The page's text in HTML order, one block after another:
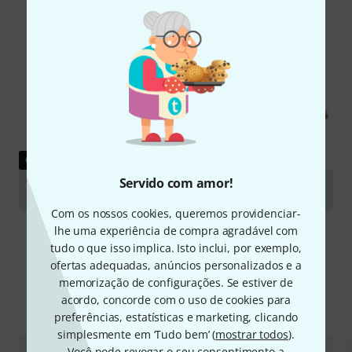
Servido com amor!
Com os nossos cookies, queremos providenciar-
lhe uma experiência de compra agradável com
tudo o que isso implica. Isto inclui, por exemplo,
ofertas adequadas, anúncios personalizados e a
memorização de configurações. Se estiver de
acordo, concorde com o uso de cookies para
preferências, estatísticas e marketing, clicando
simplesmente em ‘Tudo bem’ (mostrar todos).
GUIA
Violas
Comparar opções